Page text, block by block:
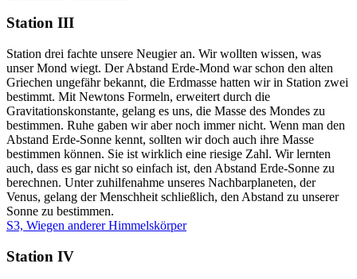
Station III
Station drei fachte unsere Neugier an. Wir wollten wissen, was
unser Mond wiegt. Der Abstand Erde-Mond war schon den alten
Griechen ungefähr bekannt, die Erdmasse hatten wir in Station zwei
bestimmt. Mit Newtons Formeln, erweitert durch die
Gravitationskonstante, gelang es uns, die Masse des Mondes zu
bestimmen. Ruhe gaben wir aber noch immer nicht. Wenn man den
Abstand Erde-Sonne kennt, sollten wir doch auch ihre Masse
bestimmen können. Sie ist wirklich eine riesige Zahl. Wir lernten
auch, dass es gar nicht so einfach ist, den Abstand Erde-Sonne zu
berechnen. Unter zuhilfenahme unseres Nachbarplaneten, der
Venus, gelang der Menschheit schließlich, den Abstand zu unserer
Sonne zu bestimmen.
S3, Wiegen anderer Himmelskörper
Station IV